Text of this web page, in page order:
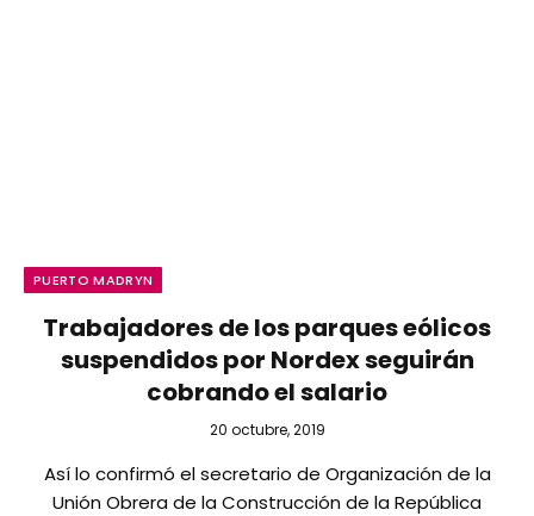
PUERTO MADRYN
Trabajadores de los parques eólicos
suspendidos por Nordex seguirán
cobrando el salario
20 octubre, 2019
Así lo confirmó el secretario de Organización de la
Unión Obrera de la Construcción de la República